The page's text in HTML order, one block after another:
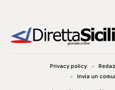
Privacy policy
Invia un